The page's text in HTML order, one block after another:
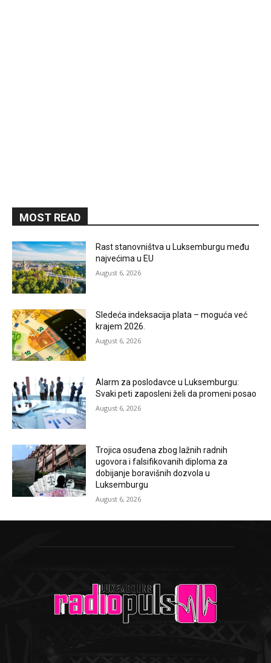
MOST READ
Rast stanovništva u Luksemburgu među
najvećima u EU
August 6, 2026
Sledeća indeksacija plata – moguća već
krajem 2026.
August 6, 2026
Alarm za poslodavce u Luksemburgu:
Svaki peti zaposleni želi da promeni posao
August 6, 2026
Trojica osuđena zbog lažnih radnih
ugovora i falsifikovanih diploma za
dobijanje boravišnih dozvola u
Luksemburgu
August 6, 2026